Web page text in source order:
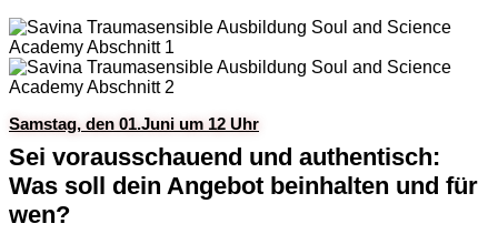
Samstag, den 01.Juni um 12 Uhr
Sei vorausschauend und authentisch:
Was soll dein Angebot beinhalten und für
wen?